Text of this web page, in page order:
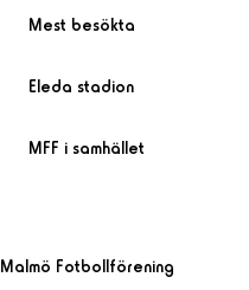
Mest besökta
Eleda stadion
MFF i samhället
Malmö Fotbollförening